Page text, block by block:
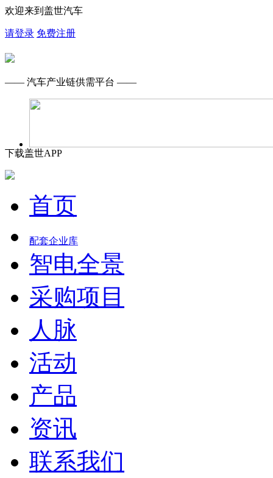
欢迎来到盖世汽车
请登录 免费注册
—— 汽车产业链供需平台 ——
下载盖世APP
首页
配套企业库
智电全景
采购项目
人脉
活动
产品
资讯
联系我们